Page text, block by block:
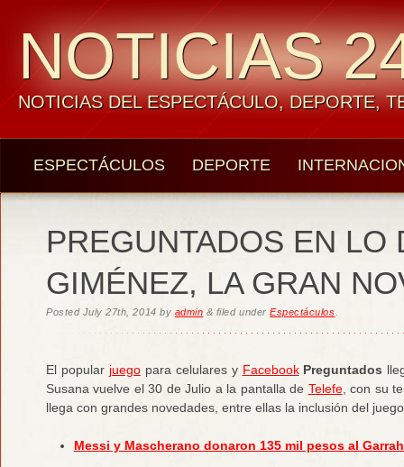
NOTICIAS
NOTICIAS DEL ESPECTÁCULO, DEPORTE,
ESPECTÁCULOS DEPORTE
PREGUNTADOS EN LO
GIMÉNEZ, LA GRAN
Posted July 27th, 2014 by admin & filed underEspectáculos
El popular juegopara celulares y Facebook Preguntados
Susana vuelve el 30 de Julio a la pantalla de Telefe, con su
llega con grandes novedades, entre ellas la inclusión del
Messi y Mascherano donaron 135 mil pesos al